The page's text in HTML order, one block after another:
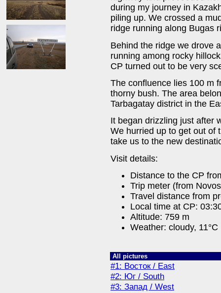
during my journey in
piling up. We crossed a
ridge running along Bugas
Behind the ridge we drove
running among rocky
CP turned out to be very
The confluence lies 100 m
thorny bush. The area
Tarbagatay district in the
It began drizzling just after
We hurried up to get out of
take us to the new
Visit details:
Distance to the CP
Trip meter (from
Travel distance from
Local time at CP:
Altitude: 759 m
Weather: cloudy, 11°C
All pictures
#1: Восток / East
#2: Юг / South
#3: Запад / West